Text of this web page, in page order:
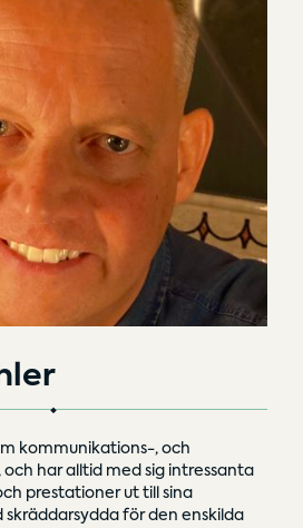
kommunikations-, och
har alltid med sig intressanta
prestationer ut till sina
skräddarsydda för den enskilda